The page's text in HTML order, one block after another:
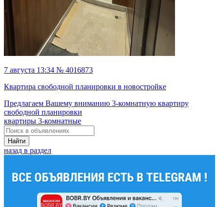
7 августа 13:34 № 4016873
Квартира свободной планировки в новостройке
Предлагаем Вашему вниманию 3-комнатную квартиру
свободной планировки
квартиры 3-комнатные
Найти
назад в раздел